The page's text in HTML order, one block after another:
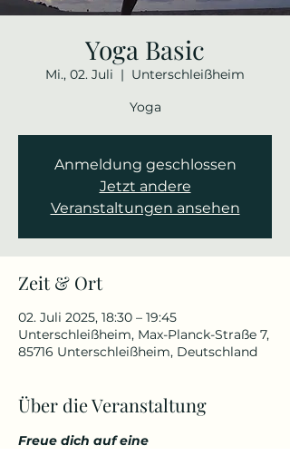
Yoga Basic
Mi., 02. Juli
  |
Unterschleißheim
Yoga
Anmeldung geschlossen
Jetzt andere
Veranstaltungen ansehen
Zeit & Ort
02. Juli 2025, 18:30 – 19:45
Unterschleißheim, Max-Planck-Straße 7,
85716 Unterschleißheim, Deutschland
Über die Veranstaltung
Freue dich auf eine